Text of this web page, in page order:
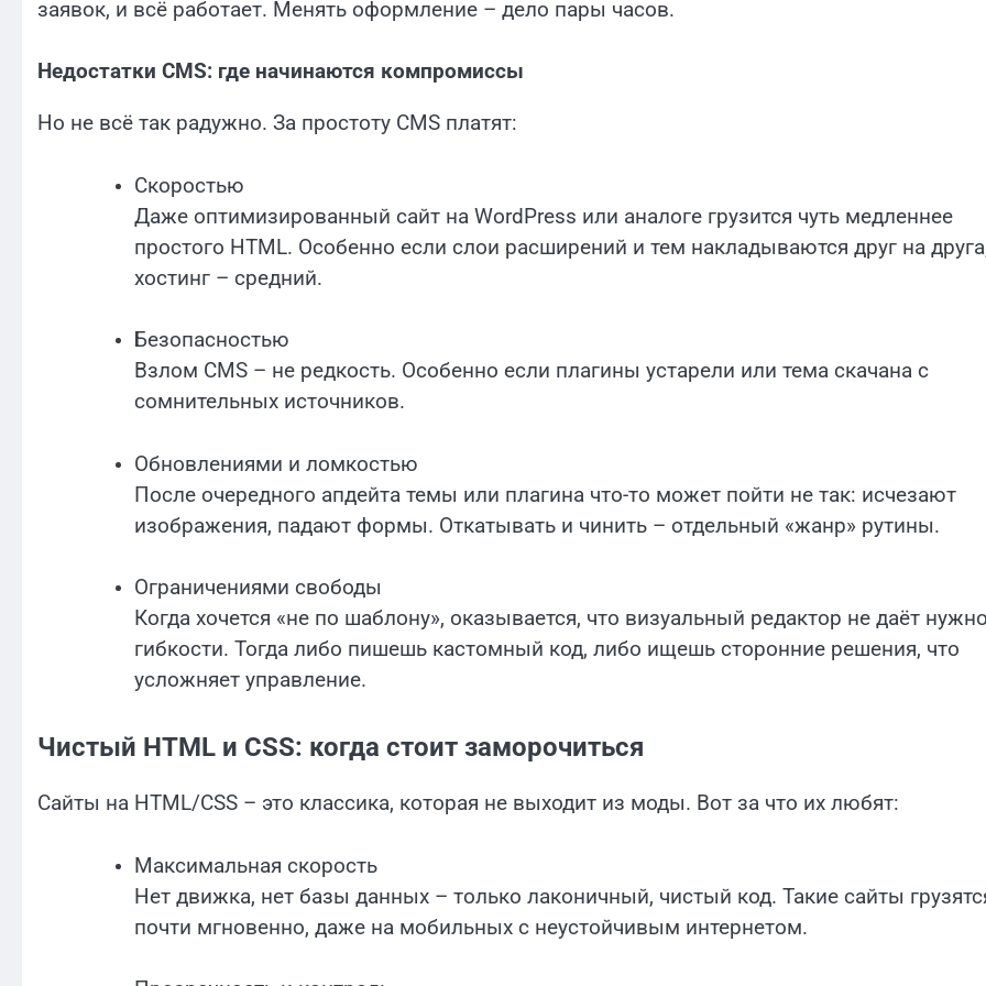
заявок, и всё работает. Менять оформление – дело пары часов.
Недостатки CMS: где начинаются компромиссы
Но не всё так радужно. За простоту CMS платят:
Скоростью
Даже оптимизированный сайт на WordPress или аналоге грузится чуть медленнее
простого HTML. Особенно если слои расширений и тем накладываются друг на
хостинг – средний.
Безопасностью
Взлом CMS – не редкость. Особенно если плагины устарели или тема скачана с
сомнительных источников.
Обновлениями и ломкостью
После очередного апдейта темы или плагина что-то может пойти не так: исчезают
изображения, падают формы. Откатывать и чинить – отдельный «жанр» рутины.
Ограничениями свободы
Когда хочется «не по шаблону», оказывается, что визуальный редактор не даёт
гибкости. Тогда либо пишешь кастомный код, либо ищешь сторонние решения, что
усложняет управление.
Чистый HTML и CSS: когда стоит заморочиться
Сайты на HTML/CSS – это классика, которая не выходит из моды. Вот за что их любят:
Максимальная скорость
Нет движка, нет базы данных – только лаконичный, чистый код. Такие сайты
почти мгновенно, даже на мобильных с неустойчивым интернетом.